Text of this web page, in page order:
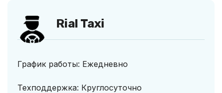
Rial Taxi
График работы: Ежедневно
Техподдержка: Круглосуточно